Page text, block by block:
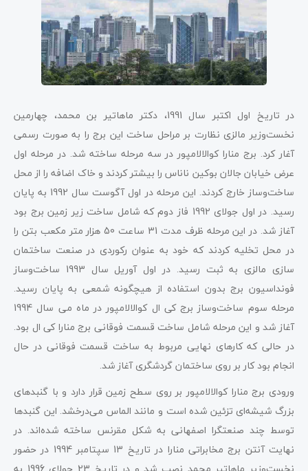
در تاریخ اول اکتبر سال 1991، دکتر ماهاتیر بن محمد، چهارمین
نخست‌وزیر مالزی نظارت بر مراحل ساخت این برج را به صورت رسمی
آغار کرد. برج منارا کوالالامپور در سه مرحله ساخته شد. در مرحله اول
عرض خیابان جالان بوکین ناناس را بیشتر کردند و خاک اضافه را از محل
ساخت‌وساز خارج کردند. این مرحله در اول آگوست سال 1992 به پایان
رسید. در اول جولای 1992 فاز دوم که شامل ساخت زیر زمین برج بود
آغاز شد. در این مرحله ظرف مدت 31 ساعت 50 هزار متر مکعب بتن را
در محل تخلیه کردند که خود به عنوان رکوردی در صنعت ساختمان
سازی مالزی به ثبت رسید. در اول آوریل سال 1993 ساخت‌وساز
فونداسیون برج بدون استفاده از هیچگونه شمعی به پایان رسید.
مرحله سوم ساخت‌وساز برج کی ال کوالالامپور در ماه می سال 1994
آغاز شد و این مرحله شامل ساخت قسمت فوقانی برج منارا کی ال بود.
در حالی که کارهای نهایی مربوط به ساخت قسمت فوقانی در حال
انجام بود کار بر روی ساختمان گردشگری آغاز شد.
ورودی برج منارا کوالالامپور بر روی سطح زمین قرار دارد و با گنبدهای
بزرگ شیشه‌ای تزئین شده است و مانند الماس می‌درخشد. این گنبدها
توسط چند صنعتگرا اصفهانی به شکل مقرنس ساخته شده‌اند. در
نهایت آنتن برج مخابراتی منارا در تاریخ 13 سپتامبر 1994 در حضور